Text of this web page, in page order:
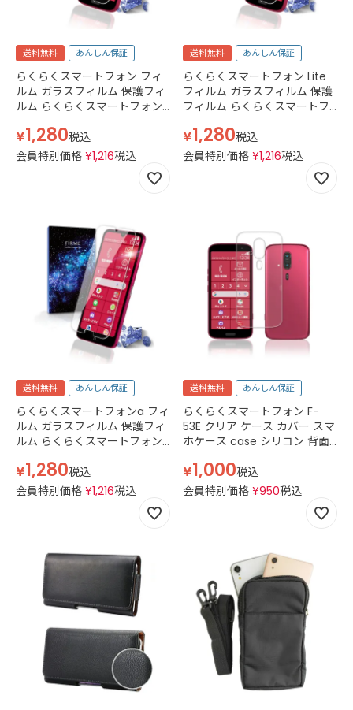
送料無料 あんしん保証
らくらくスマートフォン フィ
ルム ガラスフィルム 保護フィ
ルム らくらくスマートフォン
2.5D 平面 スマホフィルム 強化
ガラス 透明 クリア
¥1,280税込
会員特別価格 ¥1,216税込
送料無料 あんしん保証
らくらくスマートフォン Lite
フィルム ガラスフィルム 保護
フィルム らくらくスマートフ
ー MR01 スマホフィルム 強化
ガラス 透明 クリア
¥1,280税込
会員特別価格 ¥1,216税込
送料無料 あんしん保証
らくらくスマートフォンa フィ
ルム ガラスフィルム 保護フィ
ルム らくらくスマートフォン
docomo FCNT LIBMO QTモ
バイル A401FC スマホフィル
ム 強化ガラス 透明 クリア
¥1,280税込
会員特別価格 ¥1,216税込
送料無料 あんしん保証
らくらくスマートフォン F-
53E クリア ケース カバー スマ
ホケース case シリコン 背面
衝撃 吸収 指紋防止 docomo
F-53E FCNT TPU 薄型 軽量 透
明 クリア
¥1,000税込
会員特別価格 ¥950税込